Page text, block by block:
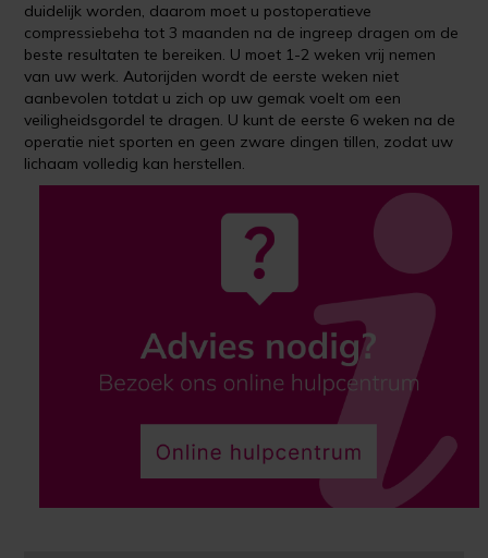
duidelijk worden, daarom moet u postoperatieve
compressiebeha tot 3 maanden na de ingreep dragen om de
beste resultaten te bereiken. U moet 1-2 weken vrij nemen
van uw werk. Autorijden wordt de eerste weken niet
aanbevolen totdat u zich op uw gemak voelt om een ​​
veiligheidsgordel te dragen. U kunt de eerste 6 weken na de
operatie niet sporten en geen zware dingen tillen, zodat uw
lichaam volledig kan herstellen.